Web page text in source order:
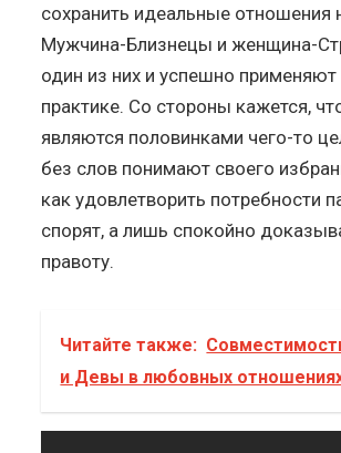
сохранить идеальные отношения
Мужчина-Близнецы и женщина-
один из них и успешно применяют
практике. Со стороны кажется,
являются половинками чего-то
без слов понимают своего
как удовлетворить потребности
спорят, а лишь спокойно
правоту.
Читайте также:
и Девы в любовных